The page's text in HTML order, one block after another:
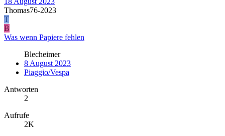
Thomas76-2023
T
B
Was wenn Papiere fehlen
Blecheimer
8 August 2023
Piaggio/Vespa
Antworten
2
Aufrufe
2K